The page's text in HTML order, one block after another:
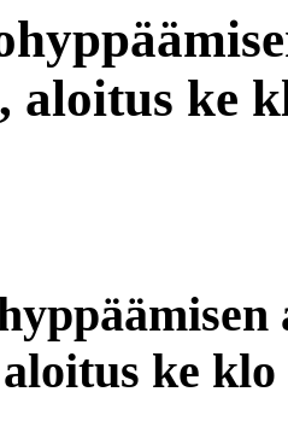
aloitus ke
ke klo